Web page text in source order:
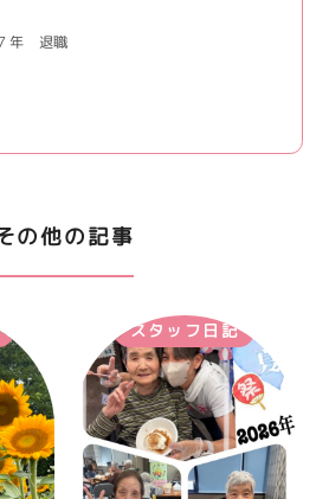
年 退職
の他の記事
スタッフ日記